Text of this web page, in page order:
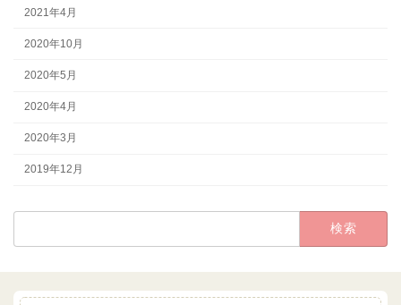
2021年4月
2020年10月
2020年5月
2020年4月
2020年3月
2019年12月
検